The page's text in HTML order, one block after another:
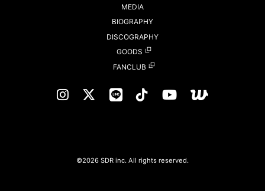
MEDIA
BIOGRAPHY
DISCOGRAPHY
GOODS
FANCLUB
©2026 SDR inc. All rights reserved.